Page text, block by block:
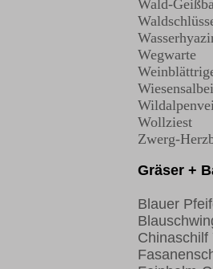
Wald-
Wegwarte
Wiesensalbei
Wollziest
Zwerg-
Gräser +
Blauer
Chinaschilf